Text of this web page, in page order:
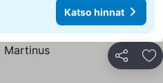
Katso hinnat
Jaa